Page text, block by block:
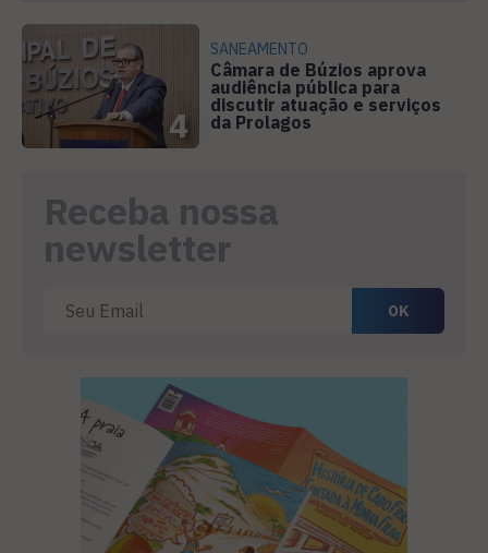
4
SANEAMENTO
Câmara de Búzios aprova
audiência pública para
discutir atuação e serviços
da Prolagos
Receba nossa
newsletter